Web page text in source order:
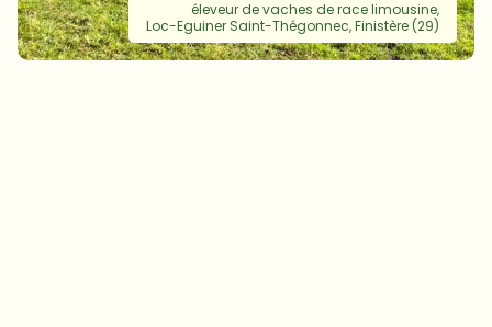
éleveur de vaches de race limousine,
Loc-Eguiner Saint-Thégonnec, Finistère (29)